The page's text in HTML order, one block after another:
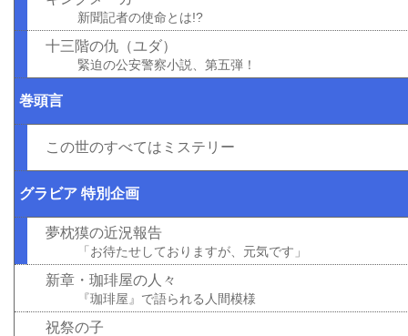
新聞記者の使命とは!?
十三階の仇（ユダ）
緊迫の公安警察小説、第五弾！
巻頭言
この世のすべてはミステリー
グラビア 特別企画
夢枕獏の近況報告
「お待たせしておりますが、元気です」
新章・珈琲屋の人々
『珈琲屋』で語られる人間模様
祝祭の子